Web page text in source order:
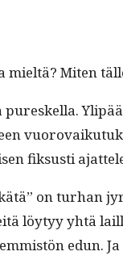
mieltä? Miten
fik­susti
on turhan
löy­tyy yhtä
edun.